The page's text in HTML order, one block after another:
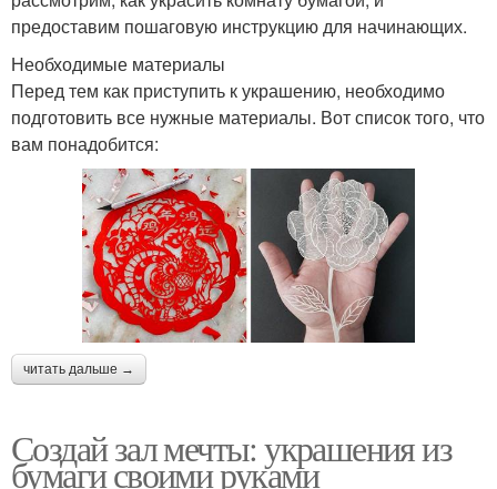
предоставим пошаговую инструкцию для начинающих.
Необходимые материалы
Перед тем как приступить к украшению, необходимо
подготовить все нужные материалы. Вот список того, что
вам понадобится:
читать дальше →
Создай зал мечты: украшения из
бумаги своими руками